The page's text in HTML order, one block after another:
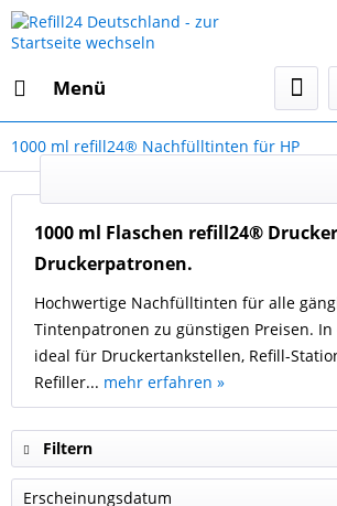
Menü
1000 ml refill24® Nachfülltinten für HP
1000 ml Flaschen refill24®
Druckerpatronen.
Hochwertige Nachfülltinten für alle
Tintenpatronen zu günstigen Preisen.
ideal für Druckertankstellen, Refill-
Refiller... mehr erfahren »
Filtern